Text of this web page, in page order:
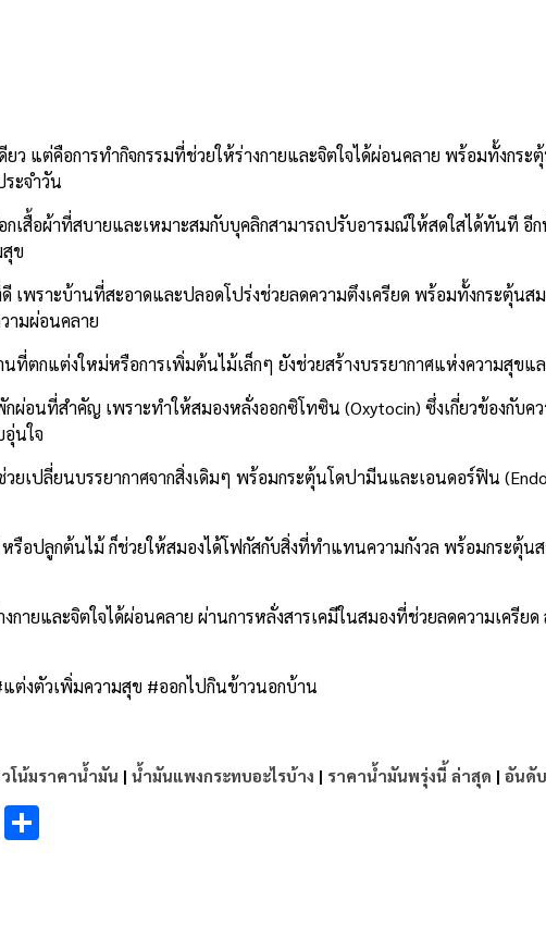
ว แต่คือการทำกิจกรรมที่ช่วยให้ร่างกายและจิตใจได้ผ่อนคลาย พร้อมทั้งกระ
ะจำวัน
เสื้อผ้าที่สบายและเหมาะสมกับบุคลิกสามารถปรับอารมณ์ให้สดใสได้ทันที อีก
ข
พราะบ้านที่สะอาดและปลอดโปร่งช่วยลดความตึงเครียด พร้อมทั้งกระตุ้นส
ามผ่อนคลาย
ที่ตกแต่งใหม่หรือการเพิ่มต้นไม้เล็กๆ ยังช่วยสร้างบรรยากาศแห่งความสุขแ
อนที่สำคัญ เพราะทำให้สมองหลั่งออกซิโทซิน (Oxytocin) ซึ่งเกี่ยวข้องกับค
นใจ
เปลี่ยนบรรยากาศจากสิ่งเดิมๆ พร้อมกระตุ้นโดปามีนและเอนดอร์ฟิน
รือปลูกต้นไม้ ก็ช่วยให้สมองได้โฟกัสกับสิ่งที่ทำแทนความกังวล พร้อมกระตุ้น
ายและจิตใจได้ผ่อนคลาย ผ่านการหลั่งสารเคมีในสมองที่ช่วยลดความเครียด
ต่งตัวเพิ่มความสุข #ออกไปกินข้าวนอกบ้าน
โน้มราคาน้ำมัน | น้ำมันแพงกระทบอะไรบ้าง | ราคาน้ำมันพรุ่งนี้ ล่าสุด | อันดั
Copy